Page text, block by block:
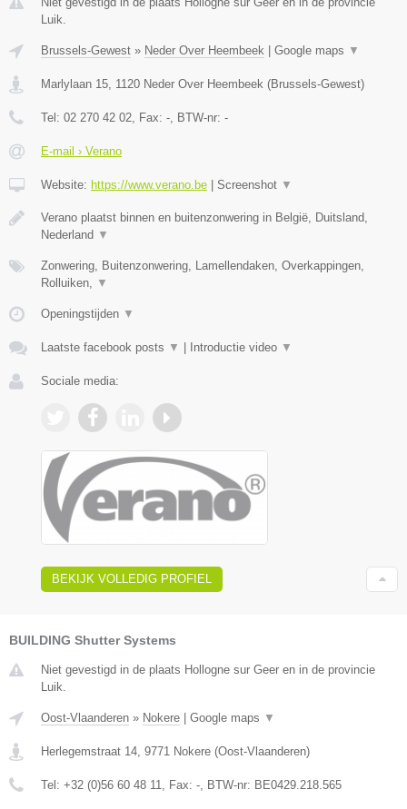
Luik.
Brussels-Gewest » Neder Over Heembeek Google maps ▼
Marlylaan 15 1120 Neder Over Heembeek (Brussels-Gewest)
Tel: 02 270 42 02 , Fax: - , BTW-nr: -
E-mail › Verano
Website: https://www.verano.be Screenshot ▼
Verano plaatst binnen en buitenzonwering in België, Duitsland,
Nederland ▼
Zonwering, Buitenzonwering, Lamellendaken, Overkappingen,
Rolluiken,
▼
Openingstijden ▼
Laatste facebook posts ▼ Introductie video ▼
Sociale media:
BEKIJK VOLLEDIG PROFIEL
BUILDING Shutter Systems
Niet gevestigd in de plaats Hollogne sur Geer en in de provincie
Luik.
Oost-Vlaanderen » Nokere Google maps ▼
Herlegemstraat 14 9771 Nokere (Oost-Vlaanderen)
Tel: +32 (0)56 60 48 11 , Fax: - , BTW-nr: BE0429.218.565